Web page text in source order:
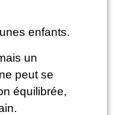
enfants.
un
peut se
équilibrée,